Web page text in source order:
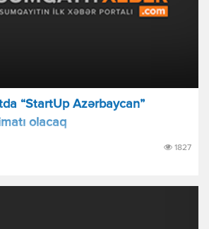
“StartUp Azərbaycan”
olacaq
1827